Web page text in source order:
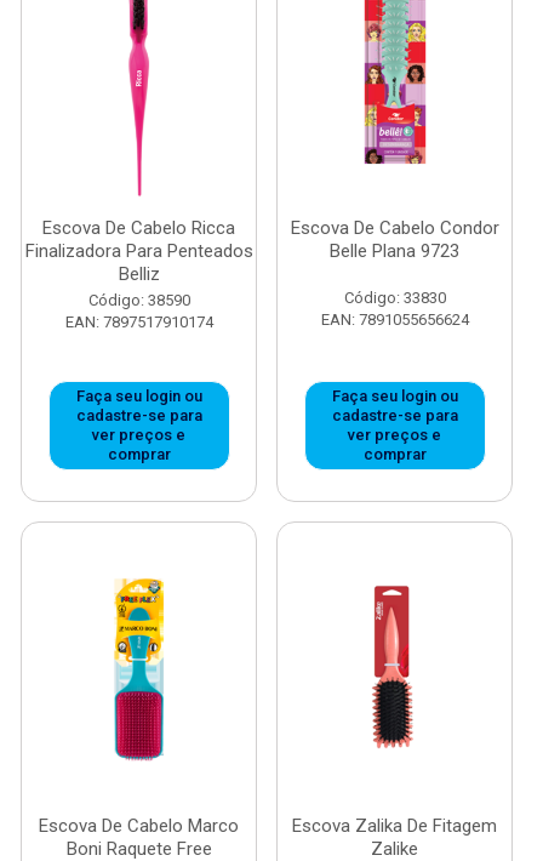
Escova De Cabelo Ricca
Finalizadora Para Penteados
Belliz
Código: 38590
EAN: 7897517910174
Faça seu login ou
cadastre-se para
ver preços e
comprar
Escova De Cabelo Condor
Belle Plana 9723
Código: 33830
EAN: 7891055656624
Faça seu login ou
cadastre-se para
ver preços e
comprar
Escova De Cabelo Marco
Boni Raquete Free
Escova Zalika De Fitagem
Zalike